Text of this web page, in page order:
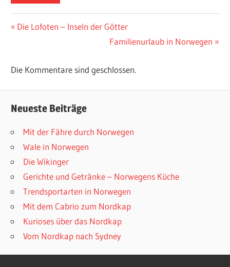
Beitragsnavigation
Vorheriger
Die Lofoten – Inseln der Götter
Nächster
Familienurlaub in Norwegen
Die Kommentare sind geschlossen.
Neueste Beiträge
Mit der Fähre durch Norwegen
Wale in Norwegen
Die Wikinger
Gerichte und Getränke – Norwegens Küche
Trendsportarten in Norwegen
Mit dem Cabrio zum Nordkap
Kurioses über das Nordkap
Vom Nordkap nach Sydney